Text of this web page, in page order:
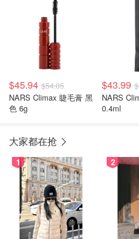
$45.94 $54.05
NARS Climax 睫毛膏 黑
色 6g
$43.99
NARS
0.4ml
大家都在抢
1 2